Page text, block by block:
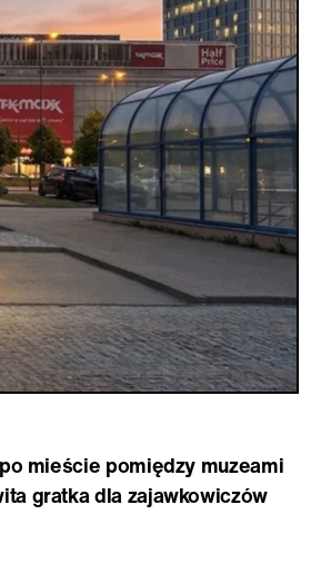
mieście pomiędzy muzeami
gratka dla zajawkowiczów